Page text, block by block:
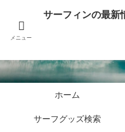
サーフィンに関するニュース・話
ホーム
サーフグッズ検索
メニュー
サーフィンの最新